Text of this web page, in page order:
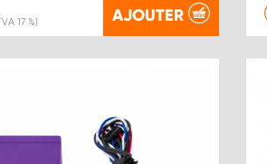
17 %) AJOUTER